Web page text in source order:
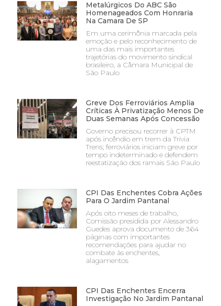
Metalúrgicos Do ABC São
Homenageados Com Honraria
Na Camara De SP
Em uma cerimônia marcada pela
emoção e pelo reconhecimento de
uma das mais importantes
trajetórias do movimento sindical
brasileiro, a Câmara Municipal de
São Paulo
Greve Dos Ferroviários Amplia
Críticas À Privatização Menos De
Duas Semanas Após Concessão
Governo precisou recorrer à CPTM
após incêndio em trem da Trivia
Trens; ferroviários iniciam greve por
tempo indeterminado e defendem
reestatização dos ramais São Paulo
CPI Das Enchentes Cobra Ações
Para O Jardim Pantanal
Após oito meses de trabalho,
Comissão presidida por Alessandro
Guedes aprova documento de 364
páginas com importantes
recomendações para ajudar no
combate às enchentes,
alagamentos
CPI Das Enchentes Encerra
Investigação No Jardim Pantanal